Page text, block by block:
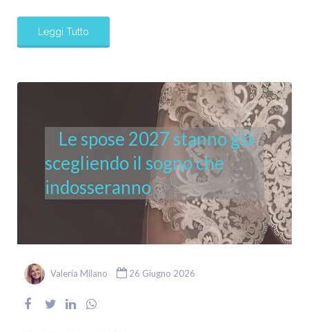
Leggi Tutto
Le spose 2027 stanno già
scegliendo il sogno che
indosseranno
Valeria Milano 26 Giugno 2026